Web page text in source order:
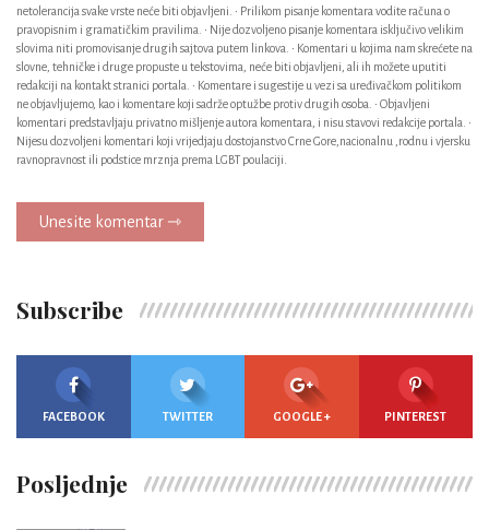
netolerancija svake vrste neće biti objavljeni. • Prilikom pisanje komentara vodite računa o
pravopisnim i gramatičkim pravilima. • Nije dozvoljeno pisanje komentara isključivo velikim
slovima niti promovisanje drugih sajtova putem linkova. • Komentari u kojima nam skrećete na
slovne, tehničke i druge propuste u tekstovima, neće biti objavljeni, ali ih možete uputiti
redakciji na kontakt stranici portala. • Komentare i sugestije u vezi sa uređivačkom politikom
ne objavljujemo, kao i komentare koji sadrže optužbe protiv drugih osoba. • Objavljeni
komentari predstavljaju privatno mišljenje autora komentara, i nisu stavovi redakcije portala. •
Nijesu dozvoljeni komentari koji vrijedjaju dostojanstvo Crne Gore,nacionalnu ,rodnu i vjersku
ravnopravnost ili podstice mrznja prema LGBT poulaciji.
Unesite komentar ⇾
Subscribe
FACEBOOK TWITTER GOOGLE + PINTEREST
Posljednje